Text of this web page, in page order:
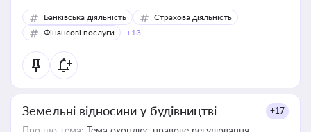
Банківська діяльність
Страхова діяльність
Фінансові послуги
+13
Земельні відносини у будівництві +17